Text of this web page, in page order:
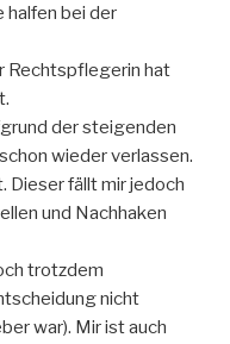
halfen bei der
Rechtspflegerin hat
der steigenden
wieder verlassen.
Dieser fällt mir jedoch
und Nachhaken
trotzdem
nicht
war). Mir ist auch